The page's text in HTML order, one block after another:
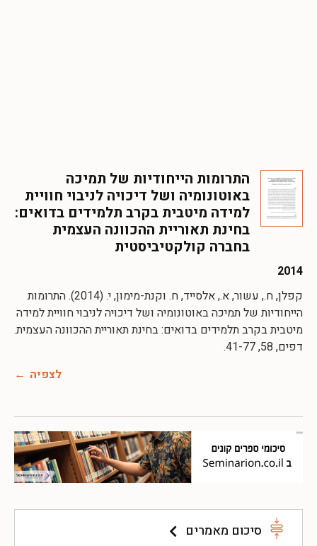
סיכום מאמרים
התרומות הייחודיות של תמיכה
באוטונומיה ושל דיכויה לניבוי חוויית
למידה מיטבית בקרב תלמידים בדואים:
בחינת תאוריית ההכוונה העצמית
בחברה קולקטיביסטית
2014
קפלן, ח., עשור, א., אלסייד, ח. וקנת-מימון, י. (2014). התרומות
הייחודיות של תמיכה באוטונומיה ושל דיכויה לניבוי חוויית למידה
מיטבית בקרב תלמידים בדואים: בחינת תאוריית ההכוונה העצמית.
דפים, 58, 41-77.
לצפיה